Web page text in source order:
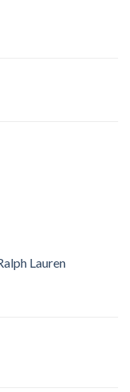
Lauren